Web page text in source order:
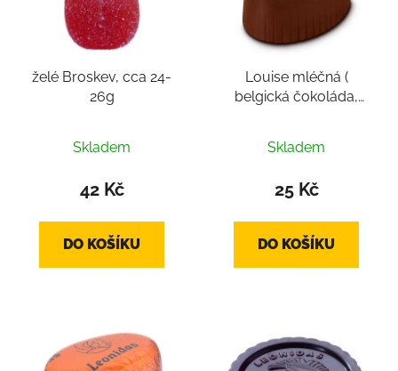
želé Broskev, cca 24-
26g
Skladem
42 Kč
DO KOŠÍKU
Louise mléčná (
belgická čokoláda,
Skladem
25 Kč
DO KOŠÍKU